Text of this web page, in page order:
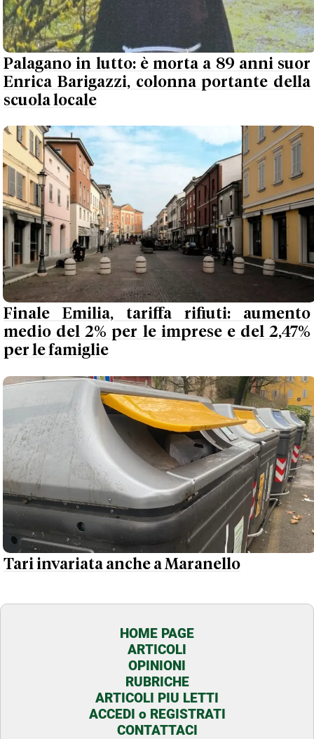
Palagano in lutto: è morta a 89 anni suor
Enrica Barigazzi, colonna portante della
scuola locale
Finale Emilia, tariffa rifiuti: aumento
medio del 2% per le imprese e del 2,47%
per le famiglie
Tari invariata anche a Maranello
HOME PAGE
ARTICOLI
OPINIONI
RUBRICHE
ARTICOLI PIU LETTI
ACCEDI o REGISTRATI
CONTATTACI